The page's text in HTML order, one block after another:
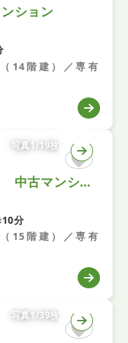
ション
14階建）／専有
写真1/19枚
クレアシティ鶴見花博通り 中古マンション
分
15階建）／専有
写真1/39枚